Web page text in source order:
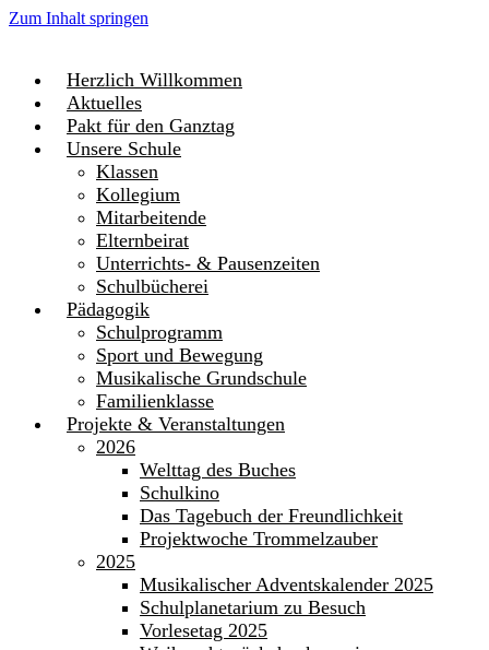
Zum Inhalt springen
Herzlich Willkommen
Aktuelles
Pakt für den Ganztag
Unsere Schule
Klassen
Kollegium
Mitarbeitende
Elternbeirat
Unterrichts- & Pausenzeiten
Schulbücherei
Pädagogik
Schulprogramm
Sport und Bewegung
Musikalische Grundschule
Familienklasse
Projekte & Veranstaltungen
2026
Welttag des Buches
Schulkino
Das Tagebuch der Freundlichkeit
Projektwoche Trommelzauber
2025
Musikalischer Adventskalender 2025
Schulplanetarium zu Besuch
Vorlesetag 2025